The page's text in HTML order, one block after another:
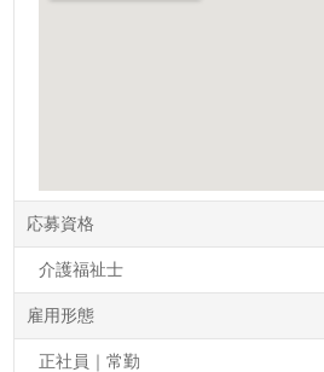
応募資格
介護福祉士
雇用形態
正社員｜常勤